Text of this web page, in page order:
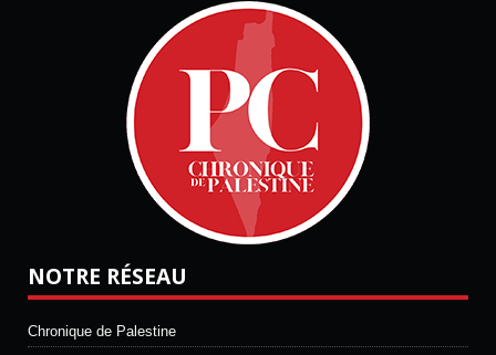
NOTRE RÉSEAU
Chronique de Palestine